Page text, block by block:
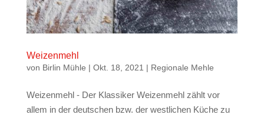
Weizenmehl
von Birlin Mühle | Okt. 18, 2021 | Regionale Mehle
Weizenmehl - Der Klassiker Weizenmehl zählt vor
allem in der deutschen bzw. der westlichen Küche zu